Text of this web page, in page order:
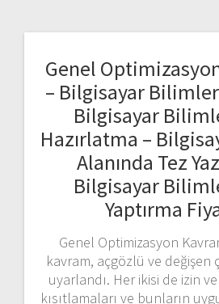
Genel
– Bilgisayar
Bilgisayar
Hazırlatma –
Alanında Tez
Bilgisayar
Yaptırma
Genel Optimizasyon
kavram, açgözlü ve değişen
uyarlandı. Her ikisi de izin
kısıtlamaları ve bunların